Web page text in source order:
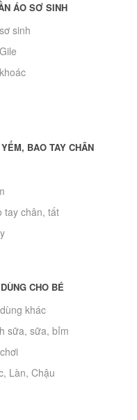
ÁO SƠ SINH
sinh
BAO TAY CHÂN
tay chân, tất
CHO BÉ
khác
sữa, sữa, bỉm
Làn, Chậu